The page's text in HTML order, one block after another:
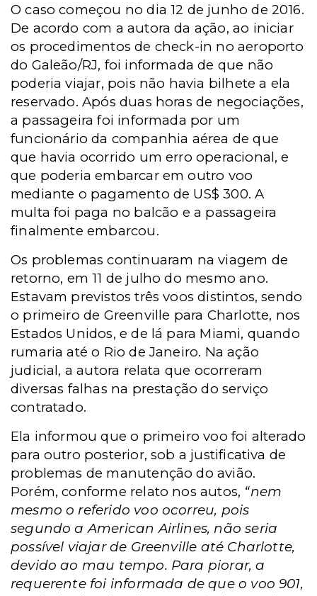
O caso começou no dia 12 de junho de 2016.
De acordo com a autora da ação, ao iniciar
os procedimentos de check-in no aeroporto
do Galeão/RJ, foi informada de que não
poderia viajar, pois não havia bilhete a ela
reservado. Após duas horas de negociações,
a passageira foi informada por um
funcionário da companhia aérea de que
que havia ocorrido um erro operacional, e
que poderia embarcar em outro voo
mediante o pagamento de US$ 300. A
multa foi paga no balcão e a passageira
finalmente embarcou.
Os problemas continuaram na viagem de
retorno, em 11 de julho do mesmo ano.
Estavam previstos três voos distintos, sendo
o primeiro de Greenville para Charlotte, nos
Estados Unidos, e de lá para Miami, quando
rumaria até o Rio de Janeiro. Na ação
judicial, a autora relata que ocorreram
diversas falhas na prestação do serviço
contratado.
Ela informou que o primeiro voo foi alterado
para outro posterior, sob a justificativa de
problemas de manutenção do avião.
Porém, conforme relato nos autos, “nem
mesmo o referido voo ocorreu, pois
segundo a American Airlines, não seria
possível viajar de Greenville até Charlotte,
devido ao mau tempo. Para piorar, a
requerente foi informada de que o voo 901,